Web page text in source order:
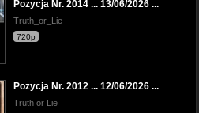
Pozycja Nr. 2014 ... 13/06/2026 ...
Truth_or_Lie
720p
Pozycja Nr. 2012 ... 12/06/2026 ...
Truth or Lie